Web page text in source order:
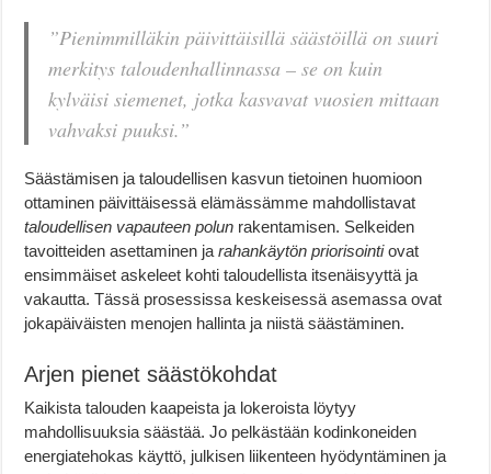
”Pienimmilläkin päivittäisillä säästöillä on suuri
merkitys taloudenhallinnassa – se on kuin
kylväisi siemenet, jotka kasvavat vuosien mittaan
vahvaksi puuksi.”
Säästämisen ja taloudellisen kasvun tietoinen huomioon
ottaminen päivittäisessä elämässämme mahdollistavat
taloudellisen vapauteen polun rakentamisen. Selkeiden
tavoitteiden asettaminen jarahankäytön priorisointiovat
ensimmäiset askeleet kohti taloudellista itsenäisyyttä ja
vakautta. Tässä prosessissa keskeisessä asemassa ovat
jokapäiväisten menojen hallinta ja niistä säästäminen.
Arjen pienet säästökohdat
Kaikista talouden kaapeista ja lokeroista löytyy
mahdollisuuksia säästää. Jo pelkästään kodinkoneiden
energiatehokas käyttö, julkisen liikenteen hyödyntäminen ja